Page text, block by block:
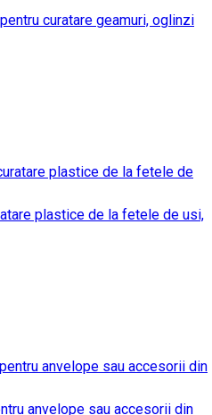
curatare geamuri, oglinzi
plastice de la fetele de usi,
anvelope sau accesorii din